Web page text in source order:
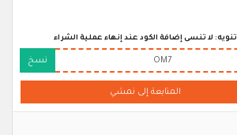
تنويه: لا تنسى إضافة الكود عند إنهاء عملية الشراء
OM7 نسخ
المتابعة إلى نمشي